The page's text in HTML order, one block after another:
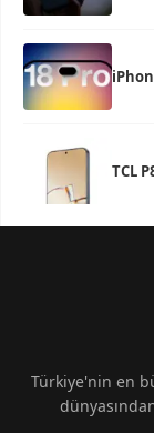
TCL
Türkiye'nin en